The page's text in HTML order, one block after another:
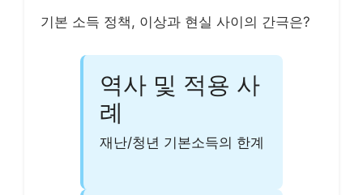
기본 소득 정책, 이상과 현실 사이의 간극은?
역사 및 적용 사
례
재난/청년 기본소득의 한계